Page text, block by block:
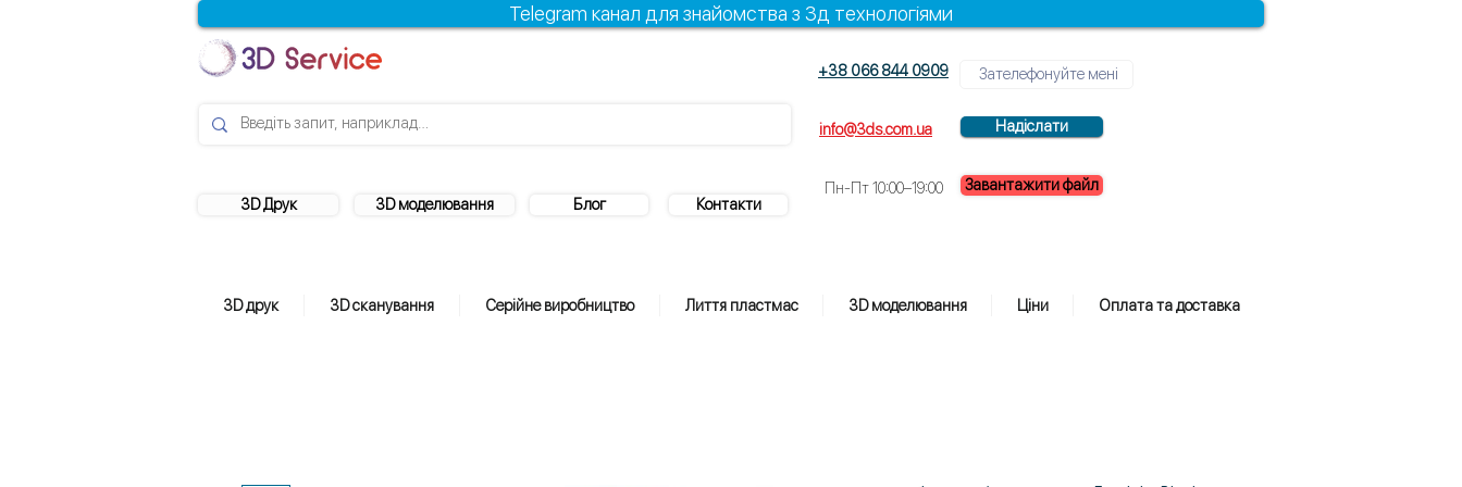
Telegram канал для знайомства з 3д технологіями
3D Друк 3D моделювання Блог Контакти
+38 066 844 0909
info@3ds.com.ua Надіслати
Пн-Пт 10:00–19:00 Завантажити файл
3D друк 3D сканування Серійне виробництво Лиття пластмас 3D моделювання Ціни Оплата та доставка